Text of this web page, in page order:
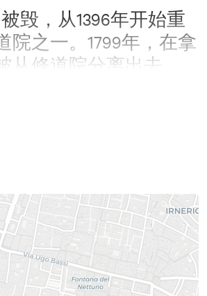
毁，从1396年开始重
之一。1799年，在拿
修道院分离出去，
初博物馆建筑终于被
的历史。
在一个互动展厅内设
文献。 博物馆由'900
。
的文化服务在历史档